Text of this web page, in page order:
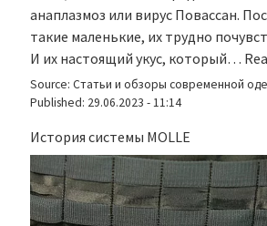
анаплазмоз или вирус Повассан.
такие маленькие, их трудно
И их настоящий укус, который…
Source: Статьи и обзоры современной
Published: 29.06.2023 - 11:14
История системы MOLLE